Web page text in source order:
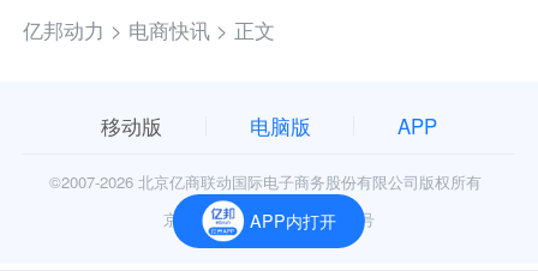
亿邦动力 > 电商快讯 > 正文
APP内打开
移动版 电脑版 APP
©2007-2026 北京亿商联动国际电子商务股份有限公司版权所有
京公网安备11010602006906号